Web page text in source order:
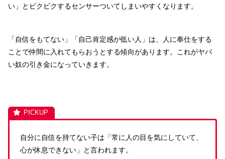
い」とビクビクするセンサーついてしまいやすくなります。
「自信をもてない」「自己肯定感が低い人」は、人に奉仕をする
ことで仲間に入れてもらおうとする傾向があります。これがヤバ
い奴の引き金になっていきます。
自分に自信を持てない子は「常に人の目を気にしていて、
心が休息できない」と言われます。